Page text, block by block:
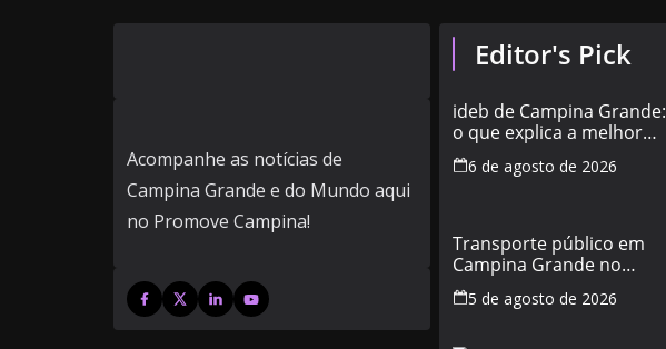
Acompanhe as notícias de
Campina Grande e do Mundo aqui
no Promove Campina!
Editor's Pick
ideb de Campina Grande:
o que explica a melhor
nota da história da rede
municipal
6 de agosto de 2026
Transporte público em
Campina Grande no
feriado de 5 de agosto:
veja horários e o que
5 de agosto de 2026